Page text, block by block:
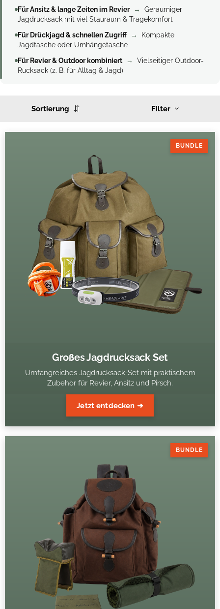
Für Ansitz & lange Zeiten im Revier
→
Geräumiger
Jagdrucksack mit viel Stauraum & Tragekomfort
Für Drückjagd & schnellen Zugriff
→
Kompakte
Jagdtasche oder Umhängetasche
Für Revier & Outdoor kombiniert
→
Vielseitiger Outdoor-
Rucksack (z. B. für Alltag & Jagd)
Filter
Sortierung
BUNDLE
Großes Jagdrucksack Set
Umfangreiches Jagdrucksack-Set mit praktischem
Zubehör für Revier, Ansitz und Pirsch.
Jetzt entdecken ➜
BUNDLE